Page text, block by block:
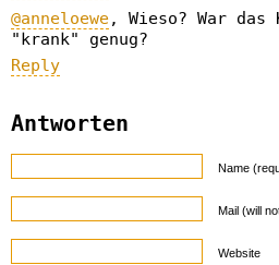
@anneloewe, Wieso? War das
"krank" genug?
Reply
Antworten
Name
Mail (will
Website